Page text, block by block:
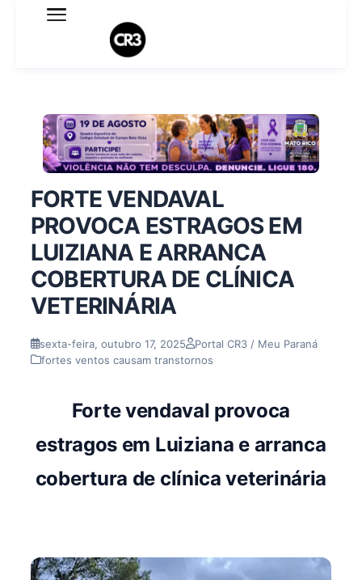
Expediente
Termo de Uso
Sobre o blog
FORTE VENDAVAL
PROVOCA ESTRAGOS EM
LUIZIANA E ARRANCA
COBERTURA DE CLÍNICA
VETERINÁRIA
sexta-feira, outubro 17, 2025
Portal CR3 / Meu Paraná
fortes ventos causam transtornos
Forte vendaval provoca
estragos em Luiziana e arranca
cobertura de clínica veterinária